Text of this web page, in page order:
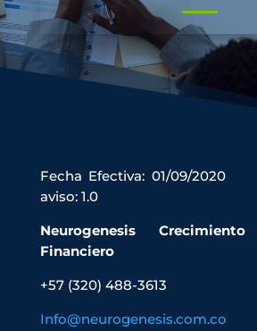
Fecha Efectiva: 01/09/
aviso: 1.0
Neurogenesis
Financiero
+57 (320) 488-3613
Info@neurogenesis.com.co